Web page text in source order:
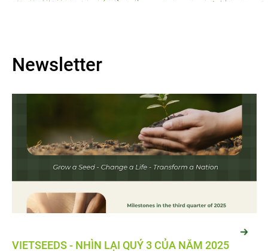
Newsletter
VIETSEEDS - NHÌN LẠI QUÝ 3 CỦA NĂM 2025